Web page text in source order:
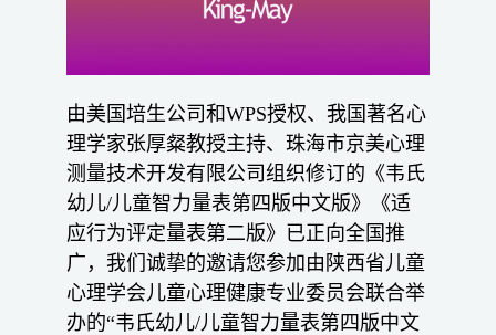
由美国培生公司和WPS授权、我国著名心
理学家张厚粲教授主持、珠海市京美心理
测量技术开发有限公司组织修订的《韦氏
幼儿/儿童智力量表第四版中文版》《适
应行为评定量表第二版》已正向全国推
广，我们诚挚的邀请您参加由陕西省儿童
心理学会儿童心理健康专业委员会联合举
办的“韦氏幼儿/儿童智力量表第四版中文